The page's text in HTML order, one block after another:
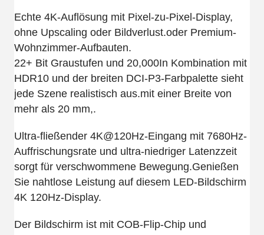
Echte 4K-Auflösung mit Pixel-zu-Pixel-Display,
ohne Upscaling oder Bildverlust.oder Premium-
Wohnzimmer-Aufbauten.
22+ Bit Graustufen und 20,000In Kombination mit
HDR10 und der breiten DCI-P3-Farbpalette sieht
jede Szene realistisch aus.mit einer Breite von
mehr als 20 mm,.
Ultra-fließender 4K@120Hz-Eingang mit 7680Hz-
Auffrischungsrate und ultra-niedriger Latenzzeit
sorgt für verschwommene Bewegung.Genießen
Sie nahtlose Leistung auf diesem LED-Bildschirm
4K 120Hz-Display.
Der Bildschirm ist mit COB-Flip-Chip und